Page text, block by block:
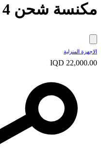
مكنسة شحن 4 في 1
الاجهزة المنزلية
IQD 22,000.00